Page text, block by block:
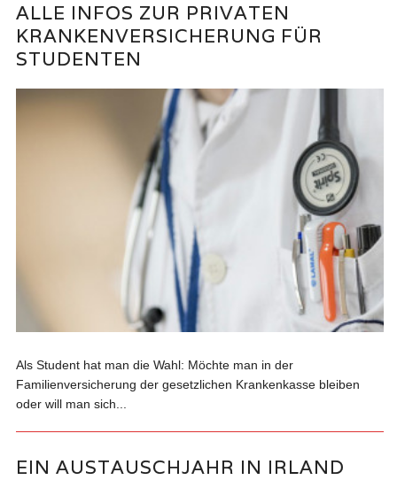
ALLE INFOS ZUR PRIVATEN
KRANKENVERSICHERUNG FÜR
STUDENTEN
Als Student hat man die Wahl: Möchte man in der
Familienversicherung der gesetzlichen Krankenkasse bleiben
oder will man sich...
EIN AUSTAUSCHJAHR IN IRLAND